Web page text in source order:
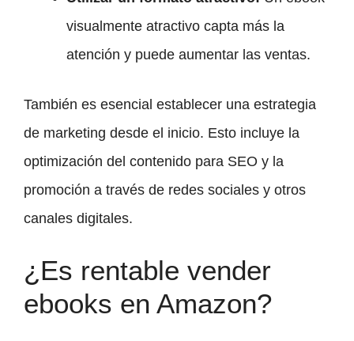
visualmente atractivo capta más la
atención y puede aumentar las ventas.
También es esencial establecer una estrategia
de marketing desde el inicio. Esto incluye la
optimización del contenido para SEO y la
promoción a través de redes sociales y otros
canales digitales.
¿Es rentable vender
ebooks en Amazon?